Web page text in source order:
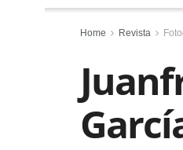
Home Revista